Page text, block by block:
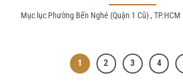
Mục lục Phường Bến Nghé (Quận 1 Cũ) ,
1 2 3 4